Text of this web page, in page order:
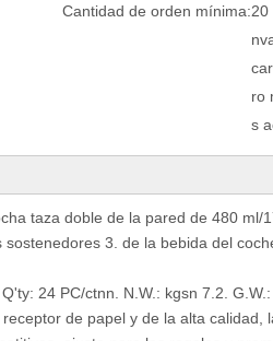
Cantidad de orden mínima:20
ro
s
taza doble de la pared de 480
3. de la bebida del
24 PC/ctnn. N.W.: kgsn 7.2.
de papel y de la alta